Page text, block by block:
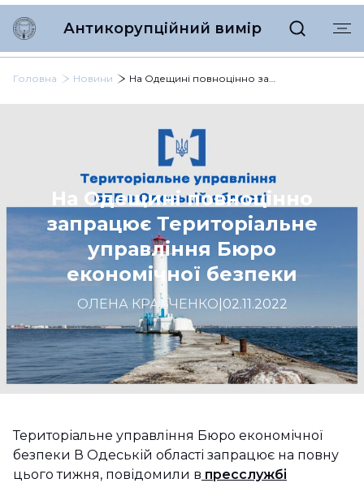
Антикорупційний вимір
Головна Новини На Одещині повноцінно запрацює Територіальне управління Бюро економічної безпеки
На Одещині повноцінно
запрацює Територіальне
управління Бюро
економічної безпеки
ОЛЕНА КРАВЧЕНКО 02.11.2022
Територіальне управління Бюро економічної
безпеки В Одеській області запрацює на повну
цього тижня, повідомили в пресслужбі